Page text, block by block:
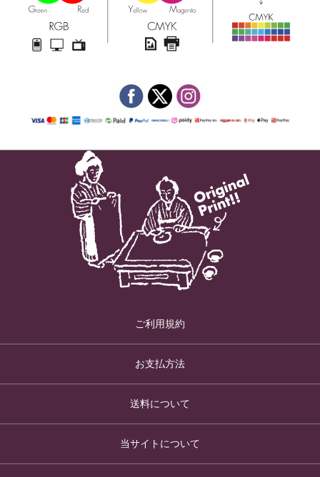
ご利用規約
お支払方法
送料について
当サイトについて